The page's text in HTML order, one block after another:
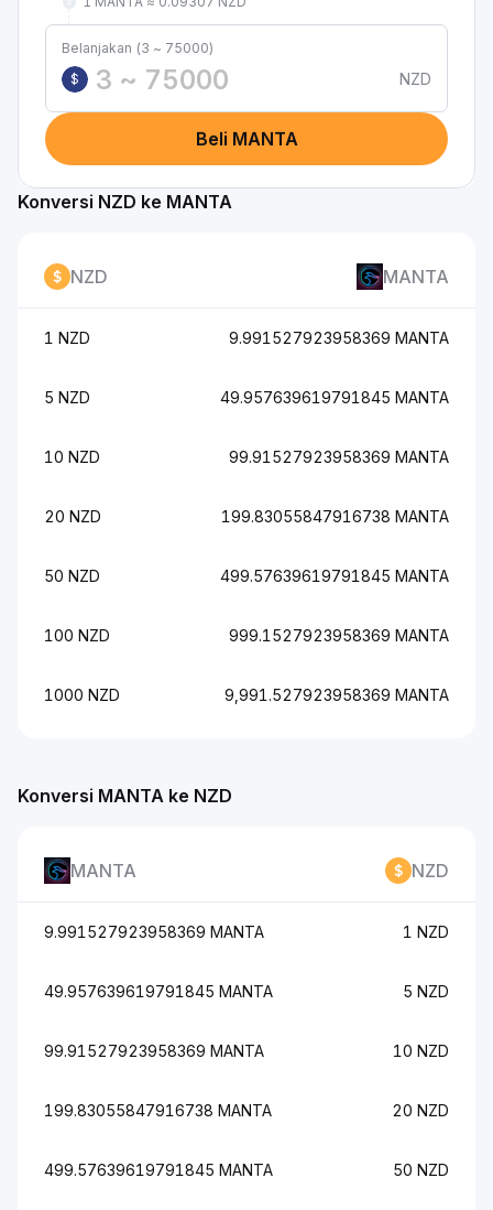
Belanjakan (3 ~ 75000)
$
NZD
Beli MANTA
Konversi MANTA ke NZD
MANTA NZD
9.991527923958369 MANTA 1 NZD
49.957639619791845 MANTA 5 NZD
99.91527923958369 MANTA 10 NZD
199.83055847916738 MANTA 20 NZD
499.57639619791845 MANTA 50 NZD
Konversi NZD ke MANTA
NZD MANTA
1 NZD 9.991527923958369 MANTA
5 NZD 49.957639619791845 MANTA
10 NZD 99.91527923958369 MANTA
20 NZD 199.83055847916738 MANTA
50 NZD 499.57639619791845 MANTA
100 NZD 999.1527923958369 MANTA
1000 NZD 9,991.527923958369 MANTA